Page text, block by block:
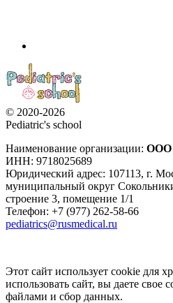
© 2020-2026
Pediatric's school
Наименование организации: ООО
ИНН: 9718025689
Юридический адрес: 107113, г.
муниципальный округ
строение 3, помещение 1/1
Телефон: +7 (977) 262-58-66
pediatrics@rusmedical.ru
Этот сайт использует cookie для
использовать сайт, вы даете свое
файлами и сбор данных.